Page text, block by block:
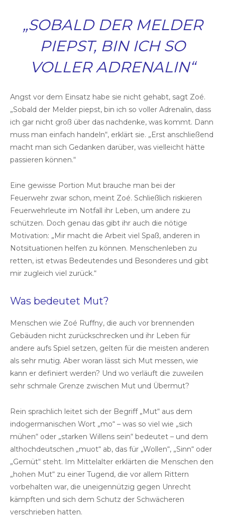
„SOBALD DER MELDER
PIEPST, BIN ICH SO
VOLLER ADRENALIN“
Angst vor dem Einsatz habe sie nicht gehabt, sagt Zoé.
„Sobald der Melder piepst, bin ich so voller Adrenalin, dass
ich gar nicht groß über das nachdenke, was kommt. Dann
muss man einfach handeln“, erklärt sie. „Erst anschließend
macht man sich Gedanken darüber, was vielleicht hätte
passieren können.“
Eine gewisse Portion Mut brauche man bei der
Feuerwehr zwar schon, meint Zoé. Schließlich riskieren
Feuerwehrleute im Notfall ihr Leben, um andere zu
schützen. Doch genau das gibt ihr auch die nötige
Motivation: „Mir macht die Arbeit viel Spaß, anderen in
Notsituationen helfen zu können. Menschenleben zu
retten, ist etwas Bedeutendes und Besonderes und gibt
mir zugleich viel zurück.“
Was bedeutet Mut?
Menschen wie Zoé Ruffny, die auch vor brennenden
Gebäuden nicht zurückschrecken und ihr Leben für
andere aufs Spiel setzen, gelten für die meisten anderen
als sehr mutig. Aber woran lässt sich Mut messen, wie
kann er definiert werden? Und wo verläuft die zuweilen
sehr schmale Grenze zwischen Mut und Übermut?
Rein sprachlich leitet sich der Begriff „Mut“ aus dem
indogermanischen Wort „mo“ – was so viel wie „sich
mühen“ oder „starken Willens sein“ bedeutet – und dem
althochdeutschen „muot“ ab, das für „Wollen“, „Sinn“ oder
„Gemüt“ steht. Im Mittelalter erklärten die Menschen den
„hohen Mut“ zu einer Tugend, die vor allem Rittern
vorbehalten war, die uneigennützig gegen Unrecht
kämpften und sich dem Schutz der Schwächeren
verschrieben hatten.